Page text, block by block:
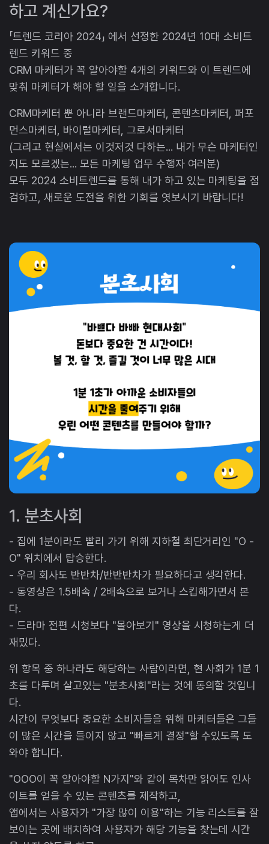
하고 계신가요?
「트렌드 코리아 2024」 에서 선정한 2024년 10대 소비트
렌드 키워드 중
CRM 마케터가 꼭 알아야할 4개의 키워드와 이 트렌드에
맞춰 마케터가 해야 할 일을 소개합니다.
CRM마케터 뿐 아니라 브랜드마케터, 콘텐츠마케터, 퍼포
먼스마케터, 바이럴마케터, 그로서마케터
(그리고 현실에서는 이것저것 다하는... 내가 무슨 마케터인
지도 모르겠는... 모든 마케팅 업무 수행자 여러분)
모두 2024 소비트렌드를 통해 내가 하고 있는 마케팅을 점
검하고, 새로운 도전을 위한 기회를 엿보시기 바랍니다!
1. 분초사회
- 집에 1분이라도 빨리 가기 위해 지하철 최단거리인 "O -
O" 위치에서 탑승한다.
- 우리 회사도 반반차/반반반차가 필요하다고 생각한다.
- 동영상은 1.5배속 / 2배속으로 보거나 스킵해가면서 본
다.
- 드라마 전편 시청보다 "몰아보기" 영상을 시청하는게 더
재밌다.
위 항목 중 하나라도 해당하는 사람이라면, 현 사회가 1분 1
초를 다투며 살고있는 "분초사회"라는 것에 동의할 것입니
다.
시간이 무엇보다 중요한 소비자들을 위해 마케터들은 그들
이 많은 시간을 들이지 않고 "빠르게 결정"할 수있도록 도
와야 합니다.
"OOO이 꼭 알아야할 N가지"와 같이 목차만 읽어도 인사
이트를 얻을 수 있는 콘텐츠를 제작하고,
앱에서는 사용자가 "가장 많이 이용"하는 기능 리스트를 잘
보이는 곳에 배치하여 사용자가 해당 기능을 찾는데 시간